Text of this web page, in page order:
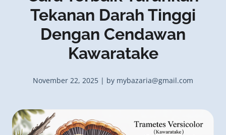
Tekanan Darah Tinggi
Dengan Cendawan
Kawaratake
November 22, 2025 | by mybazaria@gmail.com